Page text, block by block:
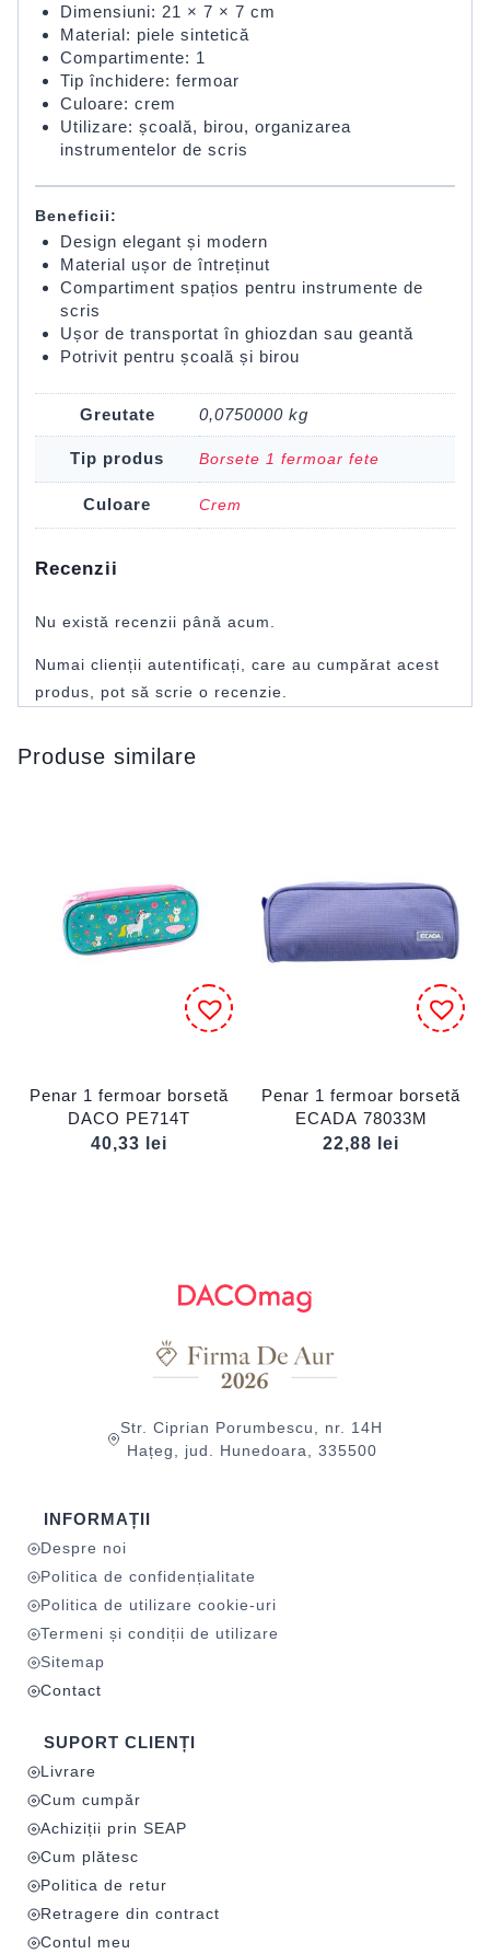
Dimensiuni: 21 × 7 × 7 cm
Material: piele sintetică
Compartimente: 1
Tip închidere: fermoar
Culoare: crem
Utilizare: școală, birou, organizarea
instrumentelor de scris
Beneficii:
Design elegant și modern
Material ușor de întreținut
Compartiment spațios pentru instrumente de
scris
Ușor de transportat în ghiozdan sau geantă
Potrivit pentru școală și birou
Greutate 0,0750000 kg
Tip produs Borsete 1 fermoar fete
Culoare Crem
Recenzii
Nu există recenzii până acum.
Numai clienții autentificați, care au cumpărat acest
produs, pot să scrie o recenzie.
Produse similare
Penar 1 fermoar borsetă
DACO PE714T
40,33
lei
Penar 1 fermoar borsetă
ECADA 78033M
22,88
lei
Str. Ciprian Porumbescu, nr. 14H
Hațeg, jud. Hunedoara, 335500
INFORMAȚII
Despre noi
Politica de confidențialitate
Politica de utilizare cookie-uri
Termeni și condiții de utilizare
Sitemap
Contact
SUPORT CLIENȚI
Livrare
Cum cumpăr
Achiziții prin SEAP
Cum plătesc
Politica de retur
Retragere din contract
Contul meu